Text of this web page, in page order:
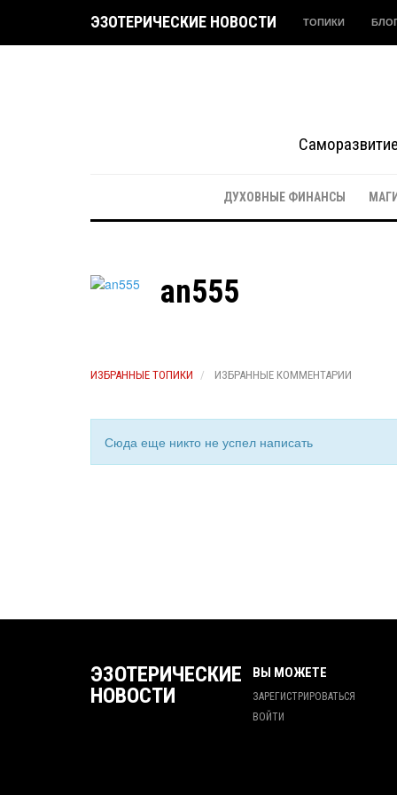
ЭЗОТЕРИЧЕСКИЕ НОВОСТИ ТОПИКИ
ДУХОВНЫЕ ФИНАНСЫ
an555
ИЗБРАННЫЕ ТОПИКИ ИЗБРАННЫЕ КОММЕНТАРИИ
Сюда еще никто не успел написать
ЭЗОТЕРИЧЕСКИЕ
НОВОСТИ
ВЫ МОЖЕТЕ
ЗАРЕГИСТРИРОВАТЬСЯ
ВОЙТИ